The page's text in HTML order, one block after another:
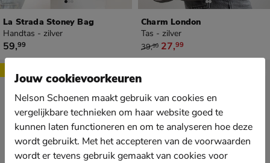
La Strada Stoney Bag
Handtas - zilver
€ 59,99
59,99
Charm London
Tas - zilver
van € 39,99 voor € 27,99
39,99 27,99
Jouw cookievoorkeuren
Nelson Schoenen maakt gebruik van cookies en
vergelijkbare technieken om haar website goed te
kunnen laten functioneren en om te analyseren hoe deze
wordt gebruikt. Met het accepteren van de voorwaarden
wordt er tevens gebruik gemaakt van cookies voor